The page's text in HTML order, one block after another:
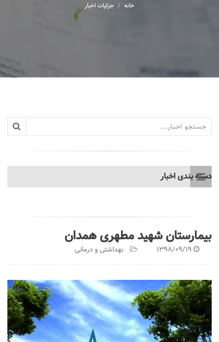
خانه جزئیات اخبار
دسته بندی اخبار
بیمارستان شهید مطهری همدان
1398/09/19 بهداشتی و درمانی